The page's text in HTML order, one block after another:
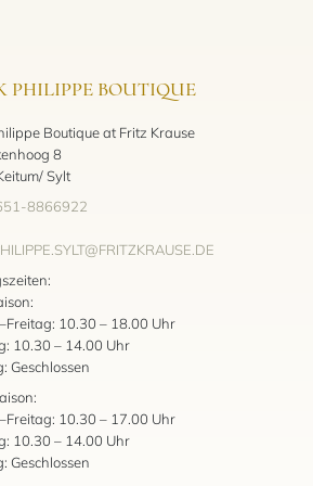
PHILIPPE BOUTIQUE
Boutique at Fritz Krause
8
Sylt
8866922
10.30 – 18.00 Uhr
10.30 – 14.00 Uhr
Geschlossen
10.30 – 17.00 Uhr
10.30 – 14.00 Uhr
Geschlossen